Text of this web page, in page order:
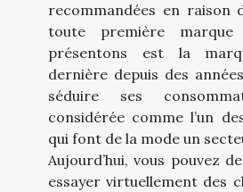
recommandées en raison
toute première
présentons est la
dernière depuis des
séduire ses
considérée comme l’un
qui font de la mode un
Aujourd’hui, vous pouvez
essayer virtuellement des